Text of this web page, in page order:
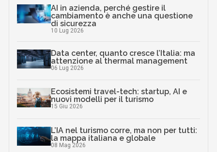
AI in azienda, perché gestire il
cambiamento è anche una questione
di sicurezza
10 Lug 2026
Data center, quanto cresce l’Italia: ma
attenzione al thermal management
06 Lug 2026
Ecosistemi travel-tech: startup, AI e
nuovi modelli per il turismo
15 Giu 2026
L’IA nel turismo corre, ma non per tutti:
la mappa italiana e globale
08 Mag 2026